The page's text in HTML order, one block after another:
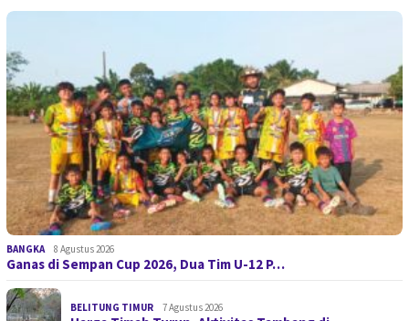
BANGKA 8 Agustus 2026
Ganas di Sempan Cup 2026, Dua Tim U-12 P…
BELITUNG TIMUR 7 Agustus 2026